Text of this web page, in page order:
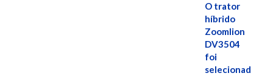
O trator
híbrido
Zoomlion
DV3504
foi
selecionado